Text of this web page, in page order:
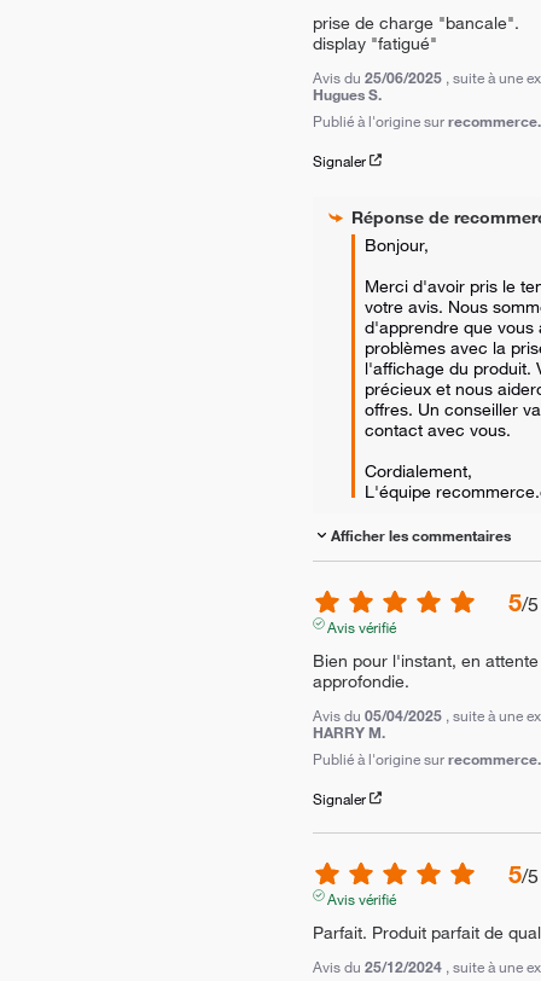
prise de charge "bancale".
display "fatigué"
Avis du 25/06/2025 , suite à une
Hugues S.
Publié à l'origine sur
Signaler
Réponse de
Bonjour,
Merci d'avoir pris le
votre avis. Nous
d'apprendre que vous
problèmes avec la
l'affichage du produit.
précieux et nous
offres. Un conseiller
contact avec vous.
Cordialement,
L'équipe
Afficher les commentaires
5/5
Avis vérifié
Bien pour l'instant, en
approfondie.
Avis du 05/04/2025 , suite à une
HARRY M.
Publié à l'origine sur
Signaler
5/5
Avis vérifié
Parfait. Produit parfait de
Avis du 25/12/2024 , suite à une